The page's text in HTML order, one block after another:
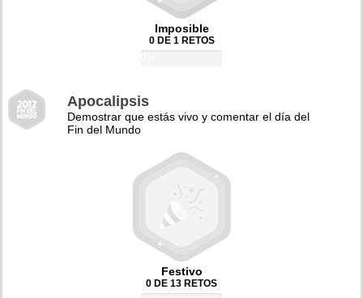
Imposible
0 DE 1 RETOS
Apocalipsis
Demostrar que estás vivo y comentar el día del
Fin del Mundo
Festivo
0 DE 13 RETOS